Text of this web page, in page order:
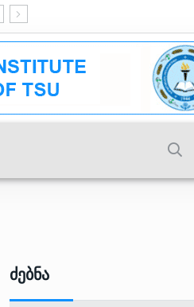
საიტი
Ძებნა